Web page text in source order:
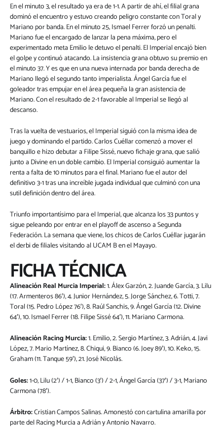
En el minuto 3, el resultado ya era de 1-1. A partir de ahí, el filial grana
dominó el encuentro y estuvo creando peligro constante con Toral y
Mariano por banda. En el minuto 25, Ismael Ferrer forzó un penalti.
Mariano fue el encargado de lanzar la pena máxima, pero el
experimentado meta Emilio le detuvo el penalti. El Imperial encajó bien
el golpe y continuó atacando. La insistencia grana obtuvo su premio en
el minuto 37. Y es que en una nueva internada por banda derecha de
Mariano llegó el segundo tanto imperialista. Ángel García fue el
goleador tras empujar en el área pequeña la gran asistencia de
Mariano. Con el resultado de 2-1 favorable al Imperial se llegó al
descanso.
Tras la vuelta de vestuarios, el Imperial siguió con la misma idea de
juego y dominando el partido. Carlos Cuéllar comenzó a mover el
banquillo e hizo debutar a Filipe Sissé, nuevo fichaje grana, que salió
junto a Divine en un doble cambio. El Imperial consiguió aumentar la
renta a falta de 10 minutos para el final. Mariano fue el autor del
definitivo 3-1 tras una increíble jugada individual que culminó con una
sutil definición dentro del área.
Triunfo importantísimo para el Imperial, que alcanza los 33 puntos y
sigue peleando por entrar en el playoff de ascenso a Segunda
Federación. La semana que viene, los chicos de Carlos Cuéllar jugarán
el derbi de filiales visitando al UCAM B en el Mayayo.
FICHA TÉCNICA
Alineación Real Murcia Imperial:1. Álex Garzón, 2. Juande García, 3. Lilu
(17. Armenteros 86′), 4. Junior Hernández, 5. Jorge Sánchez, 6. Totti, 7.
Toral (15. Pedro López 76′), 8. Raúl Sanchis, 9. Ángel García (12. Divine
64′), 10. Ismael Ferrer (18. Filipe Sissé 64′), 11. Mariano Carmona.
Alineación Racing Murcia:1. Emilio, 2. Sergio Martínez, 3. Adrián, 4. Javi
López, 7. Mario Martínez, 8. Chiqui, 9. Bianco (6. Joey 89′), 10. Keko, 15.
Graham (11. Tanque 59′), 21. José Nicolás.
Goles:1-0, Lilu (2′) / 1-1, Bianco (3′) / 2-1, Ángel García (37′) / 3-1, Mariano
Carmona (78′).
Árbitro:Cristian Campos Salinas. Amonestó con cartulina amarilla por
parte del Racing Murcia a Adrián y Antonio Navarro.